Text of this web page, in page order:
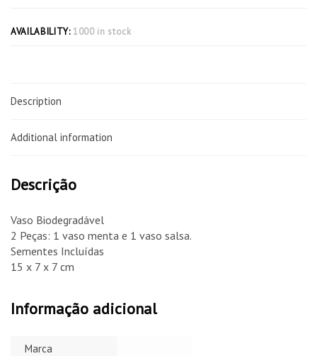
AVAILABILITY: 1000 in stock
Description
Additional information
Descrição
Vaso Biodegradável
2 Peças: 1 vaso menta e 1 vaso salsa.
Sementes Incluídas
15 x 7 x 7 cm
Informação adicional
Marca